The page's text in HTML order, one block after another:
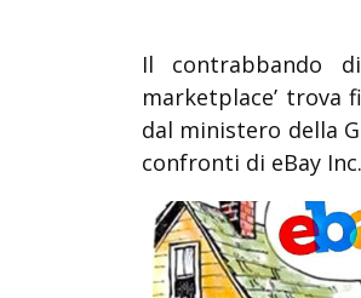
Il contrabbando
marketplace’ trova
dal ministero della
confronti di eBay